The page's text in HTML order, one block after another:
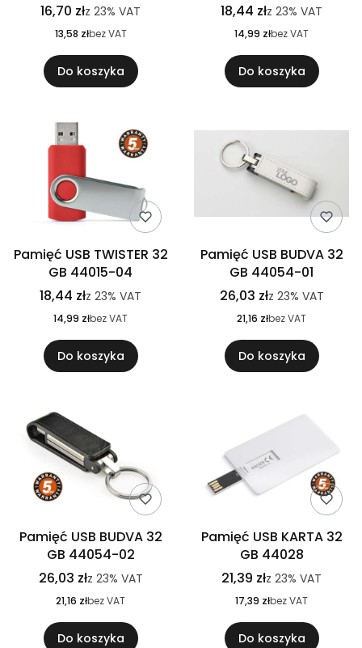
16,70 złz 23% VAT
13,58 złbez VAT
Do koszyka
18,44 złz 23% VAT
14,99 złbez VAT
Do koszyka
Pamięć USB TWISTER 32
GB 44015-04
18,44 złz 23% VAT
14,99 złbez VAT
Do koszyka
Pamięć USB BUDVA 32
GB 44054-01
26,03 złz 23% VAT
21,16 złbez VAT
Do koszyka
Pamięć USB BUDVA 32
GB 44054-02
26,03 złz 23% VAT
21,16 złbez VAT
Do koszyka
Pamięć USB KARTA 32
GB 44028
21,39 złz 23% VAT
17,39 złbez VAT
Do koszyka